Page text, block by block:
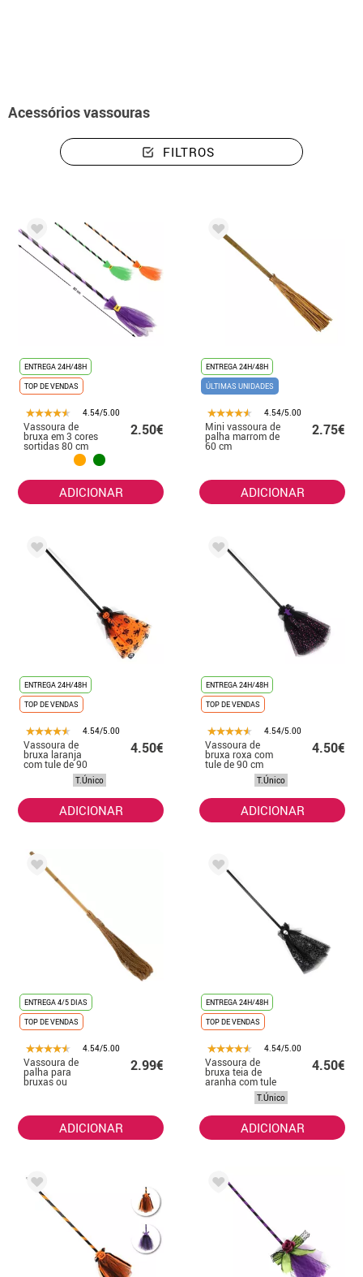
Acessórios vassouras
FILTROS
ENTREGA 24H/48H
TOP DE VENDAS
4.54/5.00
Vassoura de
bruxa em 3 cores
sortidas 80 cm
2.50€
ADICIONAR
ENTREGA 24H/48H
ÚLTIMAS UNIDADES
4.54/5.00
Mini vassoura de
palha marrom de
60 cm
2.75€
ADICIONAR
ENTREGA 24H/48H
TOP DE VENDAS
4.54/5.00
Vassoura de
bruxa laranja
com tule de 90
4.50€
T.Único
ADICIONAR
ENTREGA 24H/48H
TOP DE VENDAS
4.54/5.00
Vassoura de
bruxa roxa com
tule de 90 cm
4.50€
T.Único
ADICIONAR
ENTREGA 4/5 DIAS
TOP DE VENDAS
4.54/5.00
Vassoura de
palha para
bruxas ou
2.99€
ADICIONAR
ENTREGA 24H/48H
TOP DE VENDAS
4.54/5.00
Vassoura de
bruxa teia de
aranha com tule
4.50€
T.Único
ADICIONAR